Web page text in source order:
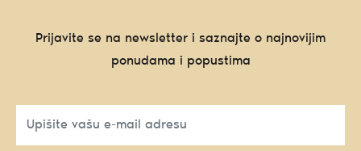
Prijavite se na newsletter i saznajte o najnovijim
ponudama i popustima